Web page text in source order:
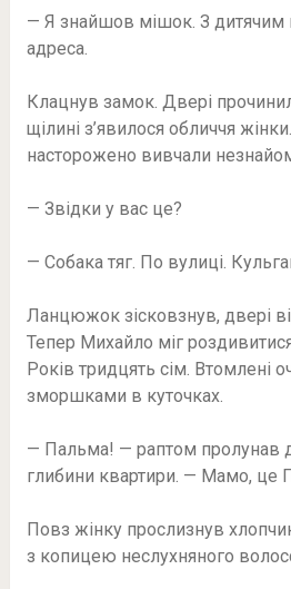
— Я знайшов мішок. З дитячим
адреса.
Клацнув замок. Двері
щілині з’явилося обличчя
насторожено вивчали
— Звідки у вас це?
— Собака тяг. По вулиці.
Ланцюжок зісковзнув, двері
Тепер Михайло міг
Років тридцять сім. Втомлені
зморшками в куточках.
— Пальма! — раптом пролунав
глибини квартири. — Мамо, це
Повз жінку прослизнув
з копицею неслухняного